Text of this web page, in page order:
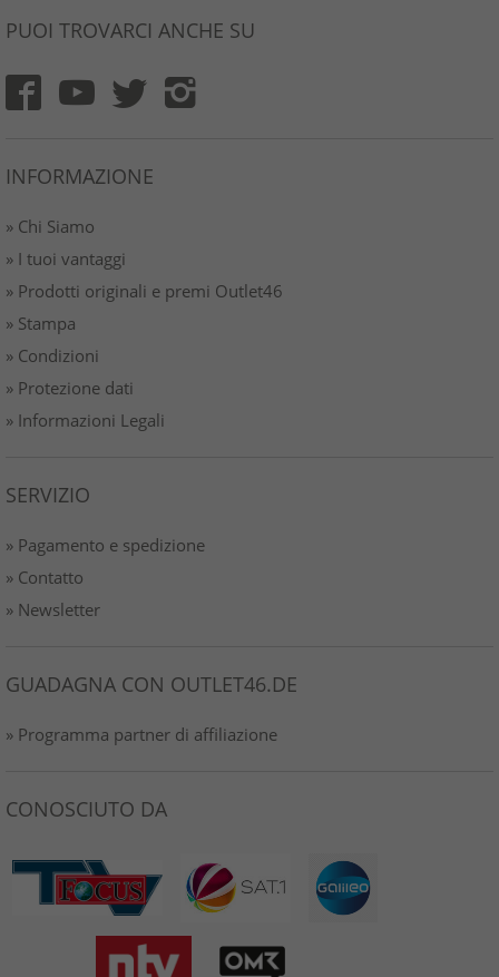
PUOI TROVARCI ANCHE SU
INFORMAZIONE
» Chi Siamo
» I tuoi vantaggi
» Prodotti originali e premi Outlet46
» Stampa
» Condizioni
» Protezione dati
» Informazioni Legali
SERVIZIO
» Pagamento e spedizione
» Contatto
» Newsletter
GUADAGNA CON OUTLET46.DE
» Programma partner di affiliazione
CONOSCIUTO DA